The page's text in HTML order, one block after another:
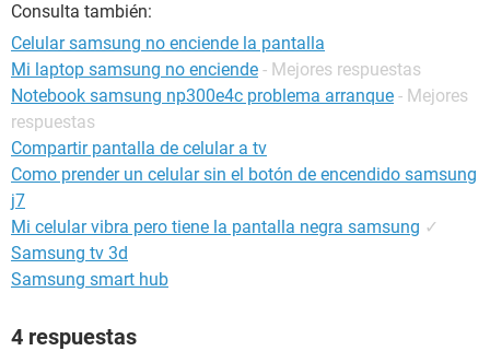
Consulta también:
Celular samsung no enciende la pantalla
Mi laptop samsung no enciende - Mejores respuestas
Notebook samsung np300e4c problema arranque - Mejores
respuestas
Compartir pantalla de celular a tv
Como prender un celular sin el botón de encendido samsung
j7
Mi celular vibra pero tiene la pantalla negra samsung ✓
Samsung tv 3d
Samsung smart hub
4 respuestas